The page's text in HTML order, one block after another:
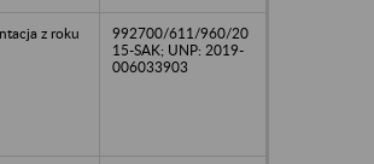
z roku
992700/611/960/20
15-SAK; UNP: 2019-
006033903